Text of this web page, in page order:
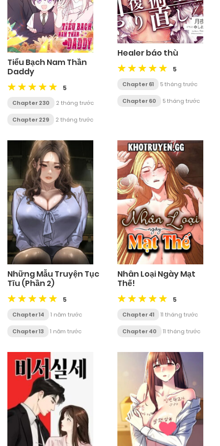
Tiểu Bạch Nam Thần
Daddy
5
Chapter 230 2 tháng trước
Chapter 229 2 tháng trước
Healer báo thù
5
Chapter 61 5 tháng trước
Chapter 60 5 tháng trước
Những Mẫu Truyện Tục
Tĩu (Phần 2)
5
Chapter 14 1 năm trước
Chapter 13 1 năm trước
Nhân Loại Ngày Mạt
Thế!
5
Chapter 41 11 tháng trước
Chapter 40 11 tháng trước